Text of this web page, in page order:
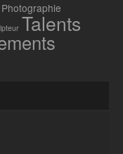
Photographie
Talents